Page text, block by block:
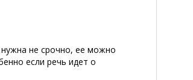
не срочно, ее можно
если речь идет о